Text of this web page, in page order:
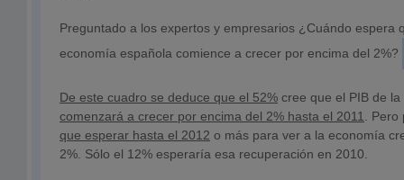
Preguntado a los expertos y empresarios ¿Cuándo espera
economía española comience a crecer por encima del 2%?
De este cuadro se deduce que el 52% cree que el PIB de
comenzará a crecer por encima del 2% hasta el 2011
. Pero
que esperar hasta el 2012 o más para ver a la economía
2%. Sólo el 12% esperaría esa recuperación en 2010.